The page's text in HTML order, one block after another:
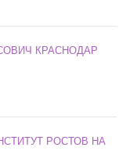
КРАСНОДАР
РОСТОВ НА